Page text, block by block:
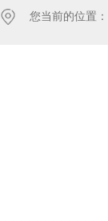
您当前的位置：